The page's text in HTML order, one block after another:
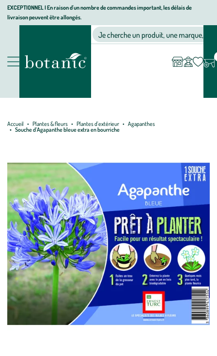
Aller
Aller
au
Aller
au
page
EXCEPTIONNEL I En raison d'un nombre de commandes important, les délais de
livraison peuvent être allongés.
Nos produits
Jardinerie écologique, animalerie, décoration, alimentation bio
Je cherche un produit, une marque, un
compte
Accueil Plantes & fleurs Plantes d'extérieur
Agapanthes
Souche d’Agapanthe bleue extra en bourriche